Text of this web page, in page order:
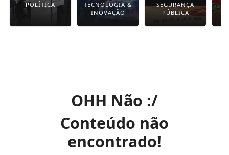
POLÍTICA
TECNOLOGIA &
INOVAÇÃO
SEGURANÇA
PÚBLICA
OHH Não :/
Conteúdo não
encontrado!